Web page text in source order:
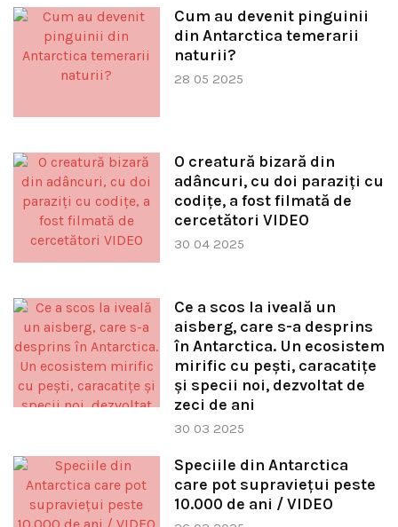
Cum au devenit pinguinii
din Antarctica temerarii
naturii?
28 05 2025
O creatură bizară din
adâncuri, cu doi paraziți cu
codițe, a fost filmată de
cercetători VIDEO
30 04 2025
Ce a scos la iveală un
aisberg, care s-a desprins
în Antarctica. Un ecosistem
mirific cu pești, caracatițe
și specii noi, dezvoltat de
zeci de ani
30 03 2025
Speciile din Antarctica
care pot supraviețui peste
10.000 de ani / VIDEO